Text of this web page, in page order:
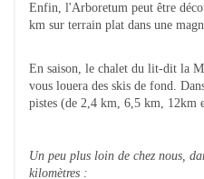
Enfin, l'Arboretum peut être
km sur terrain plat dans une
En saison, le chalet du lit-dit la
vous louera des skis de fond.
pistes (de 2,4 km, 6,5 km, 12km
Un peu plus loin de chez nous,
kilomètres :